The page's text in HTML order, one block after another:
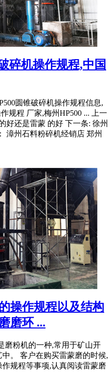
碎机操作规程,中国
圆锥破碎机操作规程信息,
规程 厂家,梅州HP500 ... 上一
好还是雷蒙 的好 下一条: 徐州
漳州石料粉碎机经销店 郑州
操作规程以及结构
磨环 ...
磨粉机的一种,常用于矿山开
。 客户在购买雷蒙磨的时候,
规程等事项,认真阅读雷蒙磨